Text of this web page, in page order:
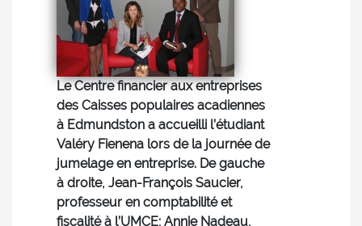
Le Centre financier aux entreprises
des Caisses populaires acadiennes
à Edmundston a accueilli l’étudiant
Valéry Fienena lors de la journée de
jumelage en entreprise. De gauche
à droite, Jean-François Saucier,
professeur en comptabilité et
fiscalité à l’UMCE; Annie Nadeau,